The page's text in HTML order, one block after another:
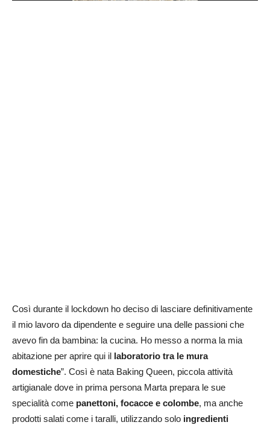
Così durante il lockdown ho deciso di lasciare definitivamente
il mio lavoro da dipendente e seguire una delle passioni che
avevo fin da bambina: la cucina. Ho messo a norma la mia
abitazione per aprire qui il laboratorio tra le mura
domestiche”. Così è nata Baking Queen, piccola attività
artigianale dove in prima persona Marta prepara le sue
specialità come panettoni, focacce e colombe, ma anche
prodotti salati come i taralli, utilizzando solo ingredienti